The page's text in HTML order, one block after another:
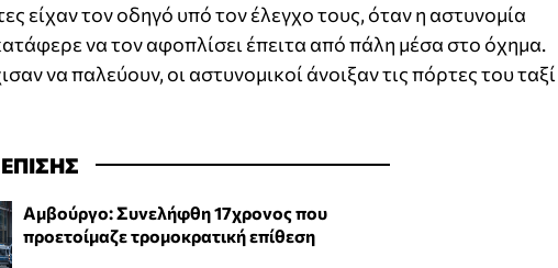
είχαν τον οδηγό υπό τον έλεγχο τους, όταν η αστυνομία
να τον αφοπλίσει έπειτα από πάλη μέσα στο όχημα.
να παλεύουν, οι αστυνομικοί άνοιξαν τις πόρτες του ταξί
Αμβούργο: Συνελήφθη 17χρονος που
προετοίμαζε τρομοκρατική επίθεση